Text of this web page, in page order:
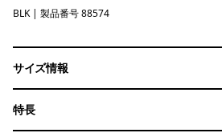
Black
BLK | 製品番号 88574
サイズ情報
特長